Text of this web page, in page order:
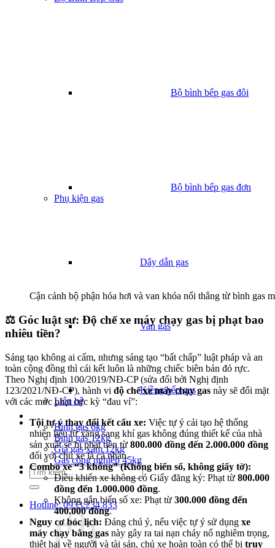
Bộ bình bếp gas đôi
Bộ bình bếp gas đơn
Phụ kiện gas
Dây dẫn gas
Van gas
Kiềng bếp gas
Liên hệ
Bình gas 6kg
Bình gas 12kg
Giá gas xám 12kg
Gas công nghiệp 45kg
Tìm
kiếm:
Hotline: 0933.234.833
Cận cảnh bộ phận hóa hơi và van khóa nối thẳng từ bình gas
⚖️ Góc luật sư: Độ chế xe máy chạy gas bị phạt bao
nhiêu tiền?
Sáng tạo không ai cấm, nhưng sáng tạo “bất chấp” luật pháp và an
toàn cộng đồng thì cái kết luôn là những chiếc biên bản đỏ rực.
Theo Nghị định 100/2019/NĐ-CP (sửa đổi bởi Nghị định
123/2021/NĐ-CP), hành vi độ chế xe máy chạy gas này sẽ đối mặt
với các mức phạt cực kỳ “đau ví”:
Tội tự ý thay đổi kết cấu xe: Việc tự ý cải tạo hệ thống
nhiên liệu từ xăng sang khí gas không đúng thiết kế của nhà
sản xuất sẽ bị phạt tiền từ 800.000 đồng đến 2.000.000 đồng
đối với chủ xe là cá nhân.
Combo xe “3 không” (Không biển số, không giấy tờ):
Điều khiển xe không có Giấy đăng ký: Phạt từ 800.000
đồng đến 1.000.000 đồng.
Không gắn biển số xe: Phạt từ 300.000 đồng đến
400.000 đồng.
Nguy cơ bóc lịch: Đáng chú ý, nếu việc tự ý sử dụng xe
máy chạy bằng gas này gây ra tai nạn cháy nổ nghiêm trọng,
thiệt hại về người và tài sản, chủ xe hoàn toàn có thể bị truy